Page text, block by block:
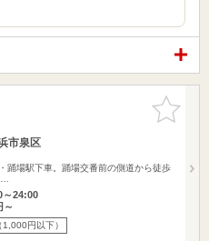
お気に入
りに追加
市泉区
踊場駅下車。踊場交番前の側道から徒歩
～24:00
～
円以下）